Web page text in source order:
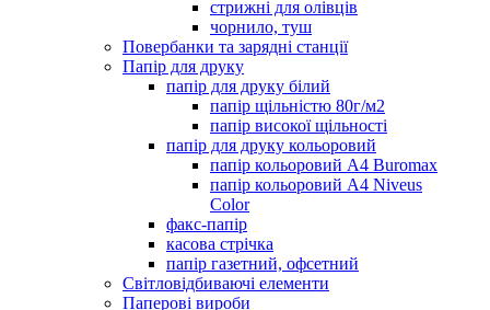
стрижні для олівців
чорнило, туш
Повербанки та зарядні станції
Папір для друку
папір для друку білий
папір щільністю 80г/м2
папір високої щільності
папір для друку кольоровий
папір кольоровий А4 Buromax
папір кольоровий А4 Niveus
Color
факс-папір
касова стрічка
папір газетний, офсетний
Світловідбиваючі елементи
Паперові вироби